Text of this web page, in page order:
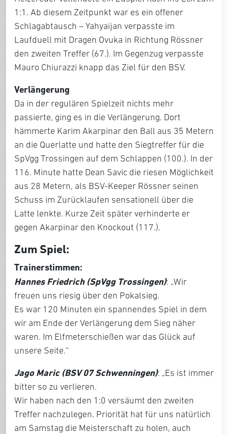
1:1. Ab diesem Zeitpunkt war es ein offener
Schlagabtausch – Yahyaijan verpasste im
Laufduell mit Dragen Ovuka in Richtung Rössner
den zweiten Treffer (67.). Im Gegenzug verpasste
Mauro Chiurazzi knapp das Ziel für den BSV.
Verlängerung
Da in der regulären Spielzeit nichts mehr
passierte, ging es in die Verlängerung. Dort
hämmerte Karim Akarpinar den Ball aus 35 Metern
an die Querlatte und hatte den Siegtreffer für die
SpVgg Trossingen auf dem Schlappen (100.). In der
116. Minute hatte Dean Savic die riesen Möglichkeit
aus 28 Metern, als BSV-Keeper Rössner seinen
Schuss im Zurücklaufen sensationell über die
Latte lenkte. Kurze Zeit später verhinderte er
gegen Akarpinar den Knockout (117.).
Zum Spiel:
Trainerstimmen:
Hannes Friedrich (SpVgg Trossingen): „Wir
freuen uns riesig über den Pokalsieg.
Es war 120 Minuten ein spannendes Spiel in dem
wir am Ende der Verlängerung dem Sieg näher
waren. Im Elfmeterschießen war das Glück auf
unsere Seite.“
Jago Maric (BSV 07 Schwenningen): „Es ist immer
bitter so zu verlieren.
Wir haben nach den 1:0 versäumt den zweiten
Treffer nachzulegen. Priorität hat für uns natürlich
am Samstag die Meisterschaft zu holen, auch